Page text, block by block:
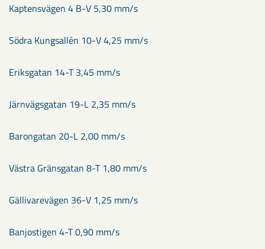
Kaptensvägen 4 B-V 5,30 mm/s
Södra Kungsallén 10-V 4,25 mm/s
Eriksgatan 14-T 3,45 mm/s
Järnvägsgatan 19-L 2,35 mm/s
Barongatan 20-L 2,00 mm/s
Västra Gränsgatan 8-T 1,80 mm/s
Gällivarevägen 36-V 1,25 mm/s
Banjostigen 4-T 0,90 mm/s